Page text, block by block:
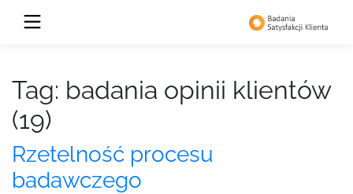
Tag: badania opinii klientów
(19)
Rzetelność procesu
badawczego